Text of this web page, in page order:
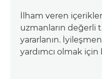
İlham veren
uzmanların değerli
yararlanın.
yardımcı olmak için